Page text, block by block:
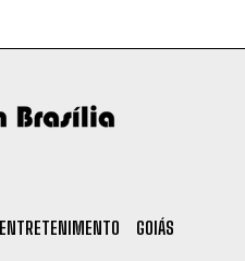
ENTRETENIMENTO
GOIÁS